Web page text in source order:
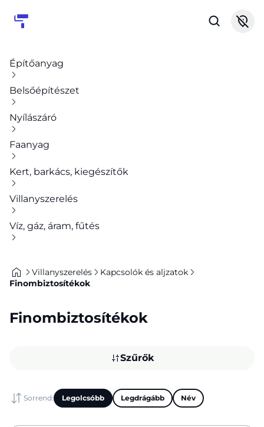
Építőanyag
Belsőépítészet
Nyílászáró
Faanyag
Kert, barkács, kiegészítők
Villanyszerelés
Víz, gáz, áram, fűtés
Villanyszerelés
Kapcsolók és aljzatok
Finombiztosítékok
Finombiztosítékok
Szűrők
Sorrend: Legolcsóbb Legdrágább Név